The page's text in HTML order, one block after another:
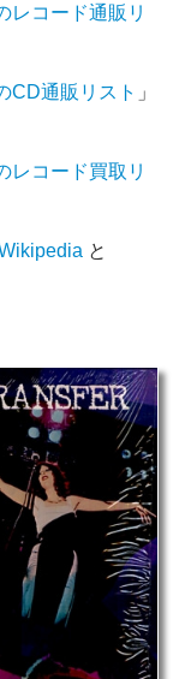
レコード通販リ
CD通販リスト 」
レコード買取リ
と